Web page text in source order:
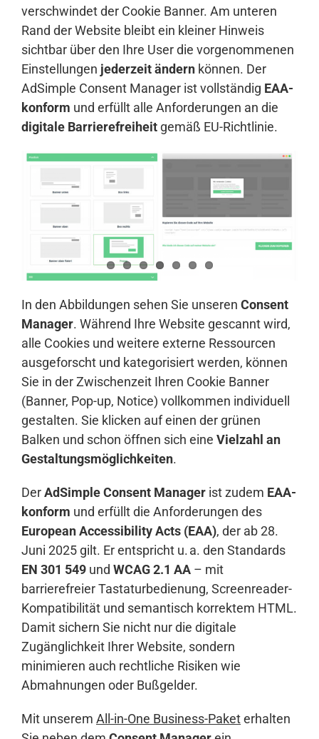
verschwindet der Cookie Banner. Am unteren
Rand der Website bleibt ein kleiner Hinweis
sichtbar über den Ihre User die vorgenommenen
Einstellungen jederzeit ändern können. Der
AdSimple Consent Manager ist vollständig EAA-
konform und erfüllt alle Anforderungen an die
digitale Barrierefreiheit gemäß EU-Richtlinie.
In den Abbildungen sehen Sie unseren Consent
Manager. Während Ihre Website gescannt wird,
alle Cookies und weitere externe Ressourcen
ausgeforscht und kategorisiert werden, können
Sie in der Zwischenzeit Ihren Cookie Banner
(Banner, Pop-up, Notice) vollkommen individuell
gestalten. Sie klicken auf einen der grünen
Balken und schon öffnen sich eine Vielzahl an
Gestaltungsmöglichkeiten.
DerAdSimple Consent Manager ist zudem EAA-
konform und erfüllt die Anforderungen des
European Accessibility Acts (EAA), der ab 28.
Juni 2025 gilt. Er entspricht u. a. den Standards
EN 301 549 und WCAG 2.1 AA – mit
barrierefreier Tastaturbedienung, Screenreader-
Kompatibilität und semantisch korrektem HTML.
Damit sichern Sie nicht nur die digitale
Zugänglichkeit Ihrer Website, sondern
minimieren auch rechtliche Risiken wie
Abmahnungen oder Bußgelder.
Mit unserem All-in-One Business-Paketerhalten